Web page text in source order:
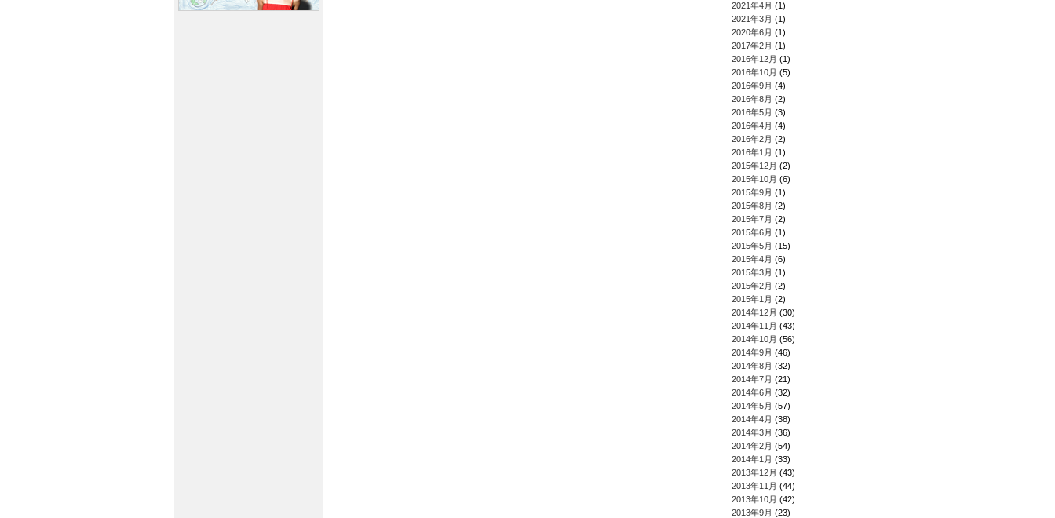
2021年4月 (1)
2021年3月 (1)
2020年6月 (1)
2017年2月 (1)
2016年12月 (1)
2016年10月 (5)
2016年9月 (4)
2016年8月 (2)
2016年5月 (3)
2016年4月 (4)
2016年2月 (2)
2016年1月 (1)
2015年12月 (2)
2015年10月 (6)
2015年9月 (1)
2015年8月 (2)
2015年7月 (2)
2015年6月 (1)
2015年5月 (15)
2015年4月 (6)
2015年3月 (1)
2015年2月 (2)
2015年1月 (2)
2014年12月 (30)
2014年11月 (43)
2014年10月 (56)
2014年9月 (46)
2014年8月 (32)
2014年7月 (21)
2014年6月 (32)
2014年5月 (57)
2014年4月 (38)
2014年3月 (36)
2014年2月 (54)
2014年1月 (33)
2013年12月 (43)
2013年11月 (44)
2013年10月 (42)
2013年9月 (23)